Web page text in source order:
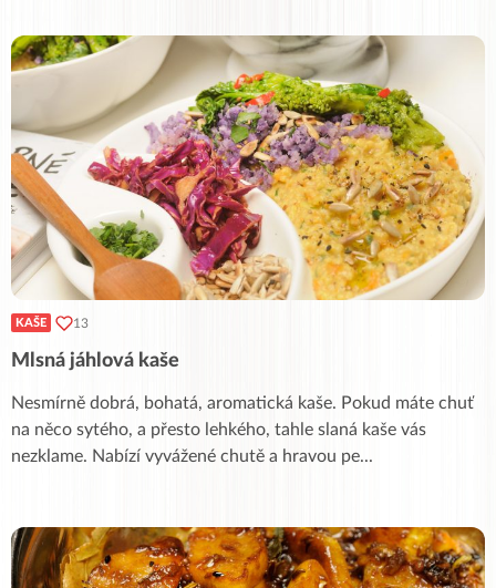
KAŠE 13
Mlsná jáhlová kaše
Nesmírně dobrá, bohatá, aromatická kaše. Pokud máte chuť
na něco sytého, a přesto lehkého, tahle slaná kaše vás
nezklame. Nabízí vyvážené chutě a hravou pe...